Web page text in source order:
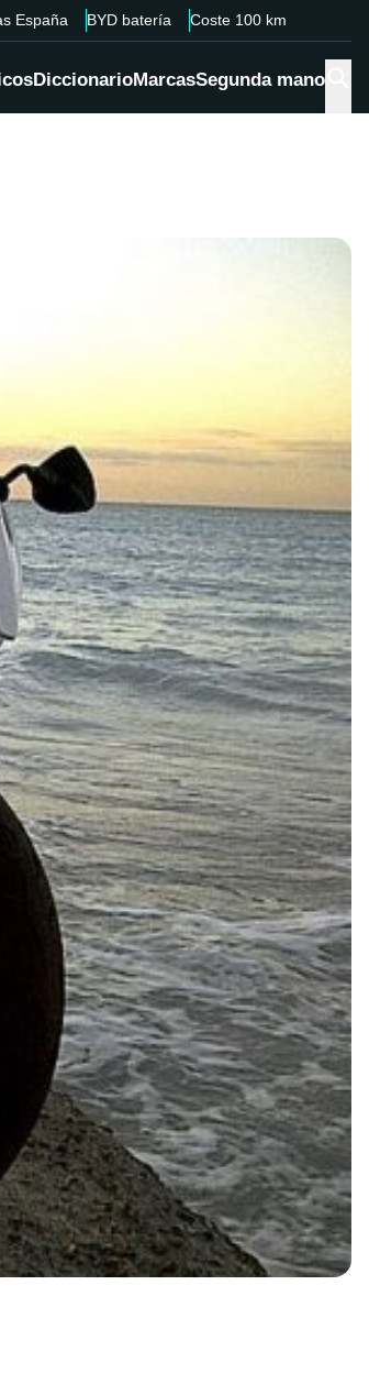
España BYD batería Coste 100 km
DiccionarioMarcasSegunda mano